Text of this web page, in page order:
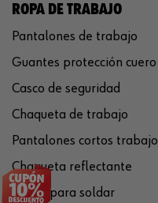
ROPA DE TRABAJO
Pantalones de trabajo
Guantes protección cuero
Casco de seguridad
Chaqueta de trabajo
Pantalones cortos trabajo
Chaqueta reflectante
Gafas para soldar